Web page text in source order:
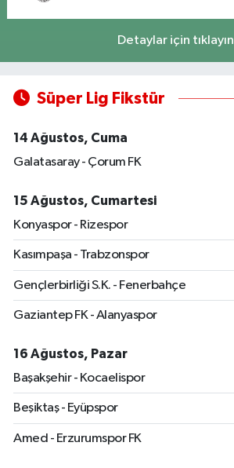
Detaylar için tıklayın
Süper Lig Fikstür
14 Ağustos, Cuma
Galatasaray - Çorum FK
15 Ağustos, Cumartesi
Konyaspor - Rizespor
Kasımpaşa - Trabzonspor
Gençlerbirliği S.K. - Fenerbahçe
Gaziantep FK - Alanyaspor
16 Ağustos, Pazar
Başakşehir - Kocaelispor
Beşiktaş - Eyüpspor
Amed - Erzurumspor FK